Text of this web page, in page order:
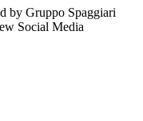
by Gruppo Spaggiari
Social Media